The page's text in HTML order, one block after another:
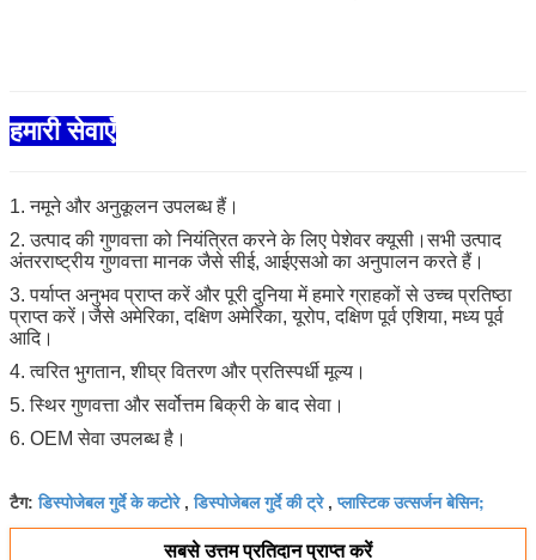
हमारी सेवाएँ
1. नमूने और अनुकूलन उपलब्ध हैं।
2. उत्पाद की गुणवत्ता को नियंत्रित करने के लिए पेशेवर क्यूसी।सभी उत्पाद
अंतरराष्ट्रीय गुणवत्ता मानक जैसे सीई, आईएसओ का अनुपालन करते हैं।
3. पर्याप्त अनुभव प्राप्त करें और पूरी दुनिया में हमारे ग्राहकों से उच्च प्रतिष्ठा
प्राप्त करें।जैसे अमेरिका, दक्षिण अमेरिका, यूरोप, दक्षिण पूर्व एशिया, मध्य पूर्व
आदि।
4. त्वरित भुगतान, शीघ्र वितरण और प्रतिस्पर्धी मूल्य।
5. स्थिर गुणवत्ता और सर्वोत्तम बिक्री के बाद सेवा।
6. OEM सेवा उपलब्ध है।
टैग:डिस्पोजेबल गुर्दे के कटोरे,डिस्पोजेबल गुर्दे की ट्रे,प्लास्टिक उत्सर्जन बेसिन;
सबसे उत्तम प्रतिदान प्राप्त करें